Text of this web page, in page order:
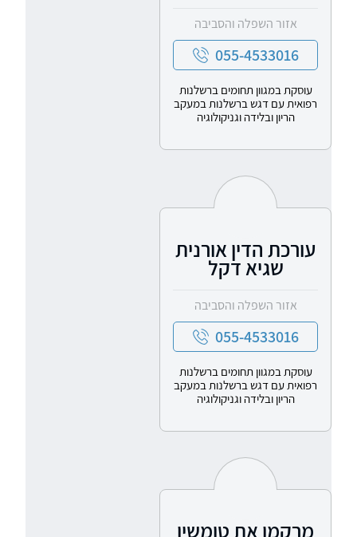
אזור השפלה והסביבה
055-4533016
עוסקת במגוון תחומים ברשלנות
רפואית עם דגש ברשלנות במעקב
הריון ובלידה וגניקולוגיה
עורכת הדין אורנית
שגיא דקל
אזור השפלה והסביבה
055-4533016
עוסקת במגוון תחומים ברשלנות
רפואית עם דגש ברשלנות במעקב
הריון ובלידה וגניקולוגיה
מרקמן את טומשין